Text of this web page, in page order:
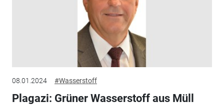
08.01.2024 #Wasserstoff
Plagazi: Grüner Wasserstoff aus Müll